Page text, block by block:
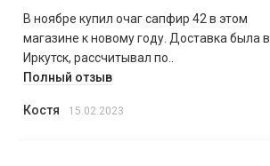
В ноябре купил очаг сапфир 42 в этом
магазине к новому году. Доставка была в
Иркутск, рассчитывал по..
Полный отзыв
Костя 15.02.2023